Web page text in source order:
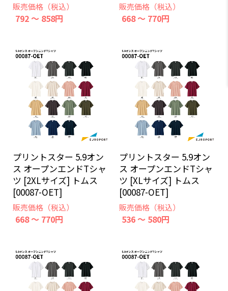
販売価格（税込）
792 ～ 858円
販売価格（税込）
668 ～ 770円
プリントスター 5.9オン
ス オープンエンドTシャ
ツ [2XLサイズ] トムス
[00087-OET]
販売価格（税込）
668 ～ 770円
プリントスター 5.9オン
ス オープンエンドTシャ
ツ [XLサイズ] トムス
[00087-OET]
販売価格（税込）
536 ～ 580円